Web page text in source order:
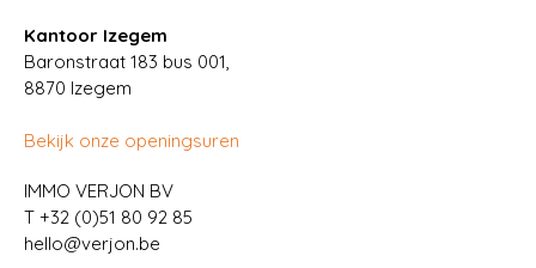
Kantoor Izegem
Baronstraat 183 bus 001,
8870 Izegem
Bekijk onze openingsuren
IMMO VERJON BV
T +32 (0)51 80 92 85
hello@verjon.be